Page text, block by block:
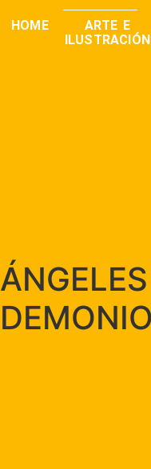
HOME
ARTE E
ILUSTRACIÓN